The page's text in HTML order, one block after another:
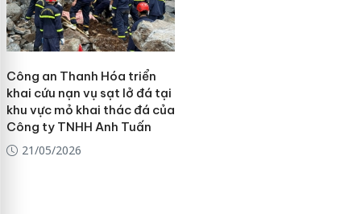
Công an Thanh Hóa triển
khai cứu nạn vụ sạt lở đá tại
khu vực mỏ khai thác đá của
Công ty TNHH Anh Tuấn
21/05/2026